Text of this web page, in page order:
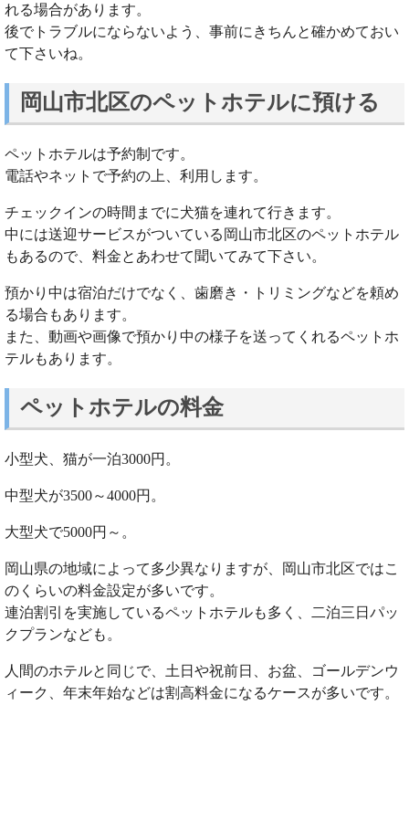
れる場合があります。
後でトラブルにならないよう、事前にきちんと確かめておい
て下さいね。
岡山市北区のペットホテルに預ける
ペットホテルは予約制です。
電話やネットで予約の上、利用します。
チェックインの時間までに犬猫を連れて行きます。
中には送迎サービスがついている岡山市北区のペットホテル
もあるので、料金とあわせて聞いてみて下さい。
預かり中は宿泊だけでなく、歯磨き・トリミングなどを頼め
る場合もあります。
また、動画や画像で預かり中の様子を送ってくれるペットホ
テルもあります。
ペットホテルの料金
小型犬、猫が一泊3000円。
中型犬が3500～4000円。
大型犬で5000円～。
岡山県の地域によって多少異なりますが、岡山市北区ではこ
のくらいの料金設定が多いです。
連泊割引を実施しているペットホテルも多く、二泊三日パッ
クプランなども。
人間のホテルと同じで、土日や祝前日、お盆、ゴールデンウ
ィーク、年末年始などは割高料金になるケースが多いです。